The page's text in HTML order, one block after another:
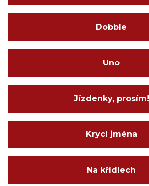
Dobble
Uno
Jízdenky, prosím!
Krycí jména
Na křídlech